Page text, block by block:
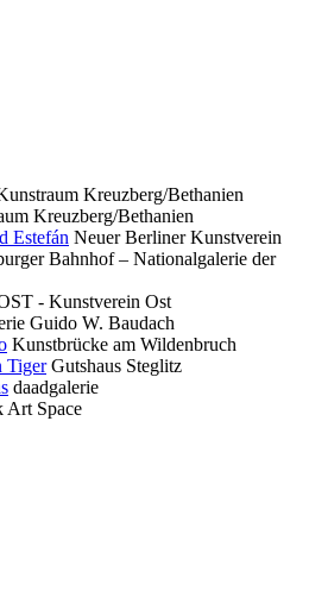
Kreuzberg/Bethanien
Kreuzberg/Bethanien
Estefán Neuer Berliner Kunstverein
Bahnhof – Nationalgalerie der
- Kunstverein Ost
Guido W. Baudach
Kunstbrücke am Wildenbruch
Tiger Gutshaus Steglitz
daadgalerie
Art Space